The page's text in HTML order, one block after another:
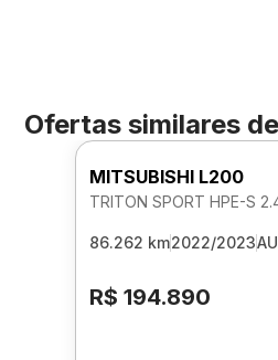
Ofertas similares de
MITSUBISHI L200
86.262 km2022/2023
R$ 194.890